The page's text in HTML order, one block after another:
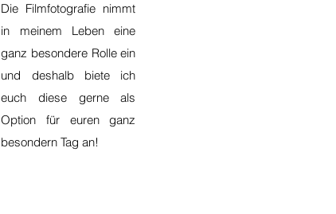
Die Filmfotografie nimmt
in meinem Leben eine
ganz besondere Rolle ein
und deshalb biete ich
euch diese gerne als
Option für euren ganz
besondern Tag an!